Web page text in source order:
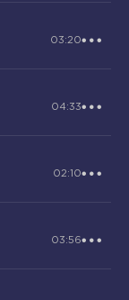
03:20
04:33
02:10
03:56